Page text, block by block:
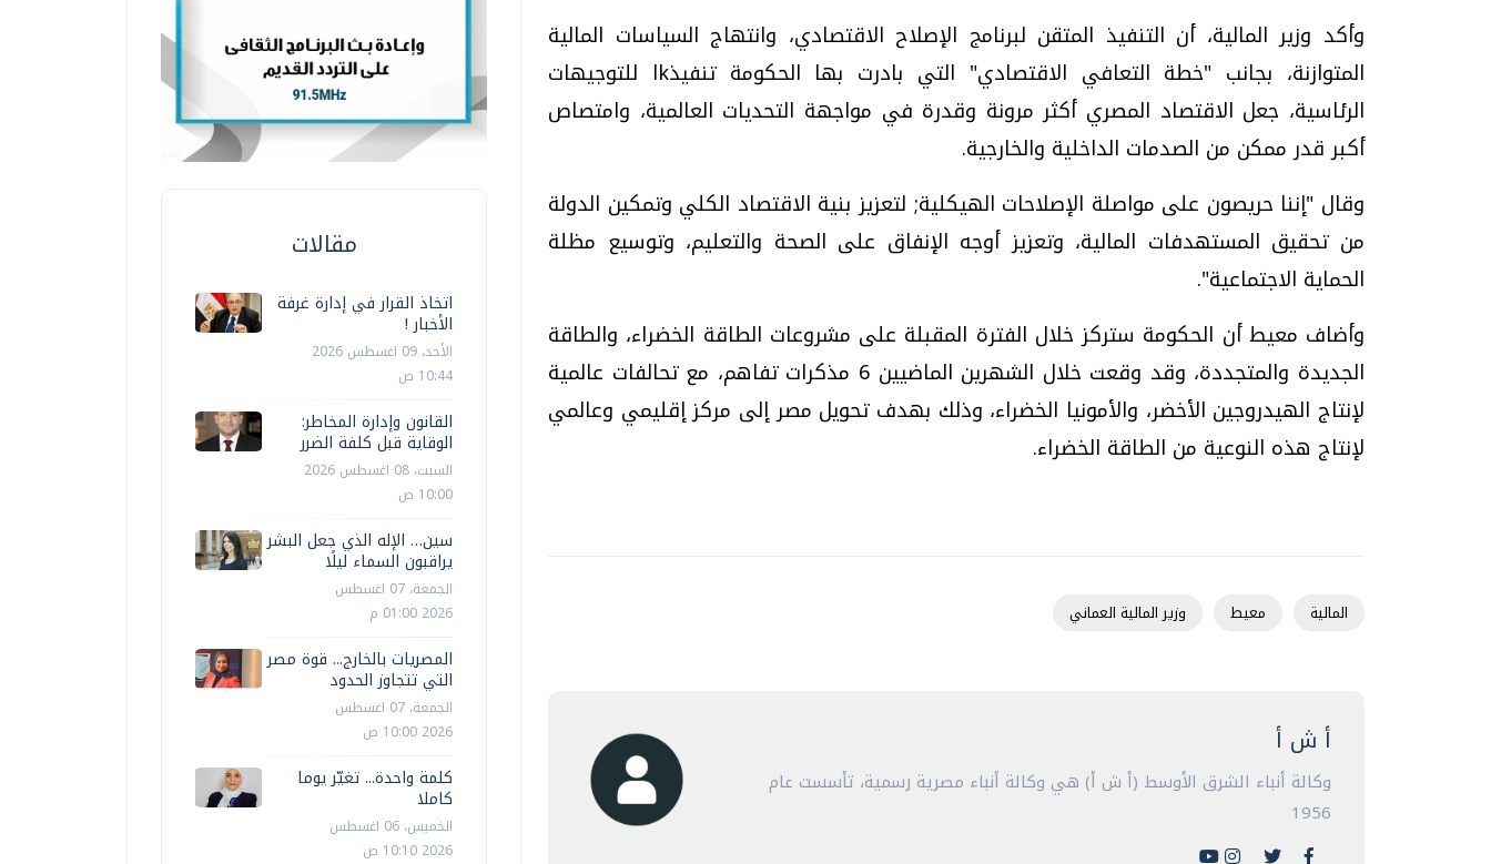
وأكد وزير المالية، أن التنفيذ المتقن لبرنامج الإصلاح الاقتصادي، وانتهاج السياسات المالية
المتوازنة، بجانب "خطة التعافي الاقتصادي" التي بادرت بها الحكومة تنفيذkا للتوجيهات
الرئاسية، جعل الاقتصاد المصري أكثر مرونة وقدرة في مواجهة التحديات العالمية، وامتصاص
أكبر قدر ممكن من الصدمات الداخلية والخارجية.
وقال "إننا حريصون على مواصلة الإصلاحات الهيكلية; لتعزيز بنية الاقتصاد الكلي وتمكين الدولة
من تحقيق المستهدفات المالية، وتعزيز أوجه الإنفاق على الصحة والتعليم، وتوسيع مظلة
الحماية الاجتماعية".
وأضاف معيط أن الحكومة ستركز خلال الفترة المقبلة على مشروعات الطاقة الخضراء، والطاقة
الجديدة والمتجددة، وقد وقعت خلال الشهرين الماضيين 6 مذكرات تفاهم، مع تحالفات عالمية
لإنتاج الهيدروجين الأخضر، والأمونيا الخضراء، وذلك بهدف تحويل مصر إلى مركز إقليمي وعالمي
لإنتاج هذه النوعية من الطاقة الخضراء.
المالية معيط وزير المالية العماني
أ ش أ
وكالة أنباء الشرق الأوسط (أ ش أ) هي وكالة أنباء مصرية رسمية، تأسست عام
1956
مقالات
اتخاذ القرار في إدارة غرفة
الأخبار !
الأحد، 09 اغسطس 2026
10:44 ص
القانون وإدارة المخاطر:
الوقاية قبل كلفة الضرر
السبت، 08 اغسطس 2026
10:00 ص
سين… الإله الذي جعل البشر
يراقبون السماء ليلًا
الجمعة، 07 اغسطس
2026 01:00 م
المصريات بالخارج... قوة مصر
التي تتجاوز الحدود
الجمعة، 07 اغسطس
2026 10:00 ص
كلمة واحدة... تغيّر يوما
كاملا
الخميس، 06 اغسطس
2026 10:10 ص